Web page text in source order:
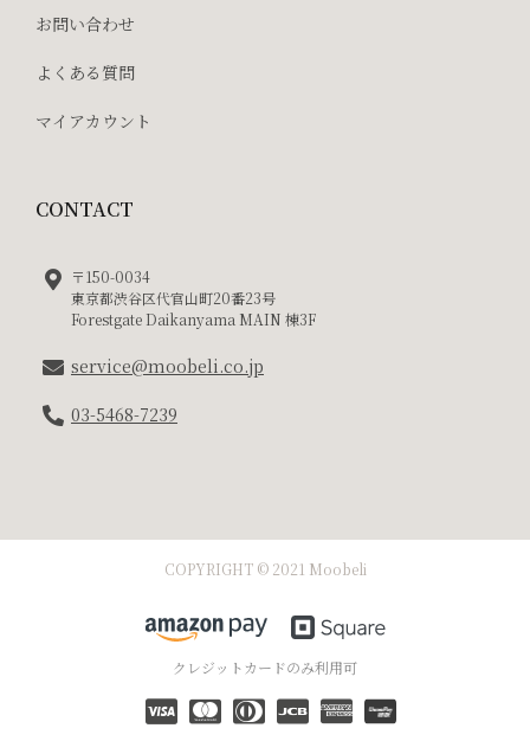
お問い合わせ
よくある質問
マイアカウント
CONTACT
〒150-0034
東京都渋谷区代官山町20番23号
Forestgate Daikanyama MAIN 棟3F
service@moobeli.co.jp
03-5468-7239
COPYRIGHT © 2021 Moobeli
クレジットカードのみ利用可